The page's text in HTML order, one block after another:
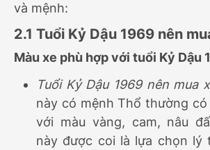
và mệnh:
2.1 Tuổi Kỷ Dậu 1969 nên
Màu xe phù hợp với tuổi Kỷ Dậu
Tuổi Kỷ Dậu 1969 nên mua
này có mệnh Thổ thường
với màu vàng, cam, nâu
này được coi là lựa chọn lý